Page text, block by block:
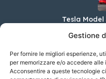
Gestione
Per fornire le migliori esperienze,
per memorizzare e/o accedere
Acconsentire a queste tecnologie
Tesla Model
Alfa Romeo Tonale